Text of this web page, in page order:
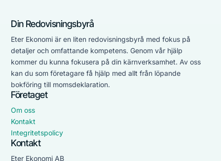
Din Redovisningsbyrå
Eter Ekonomi är en liten redovisningsbyrå med fokus på
detaljer och omfattande kompetens. Genom vår hjälp
kommer du kunna fokusera på din kärnverksamhet. Av oss
kan du som företagare få hjälp med allt från löpande
bokföring till momsdeklaration.
Företaget
Om oss
Kontakt
Integritetspolicy
Kontakt
Eter Ekonomi AB